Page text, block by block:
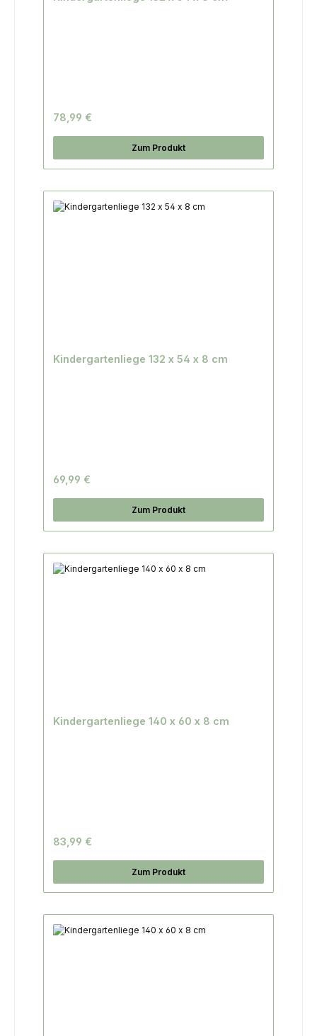
78,99 €
Zum Produkt
Kindergartenliege 132 x 54 x 8 cm
69,99 €
Zum Produkt
Kindergartenliege 140 x 60 x 8 cm
83,99 €
Zum Produkt